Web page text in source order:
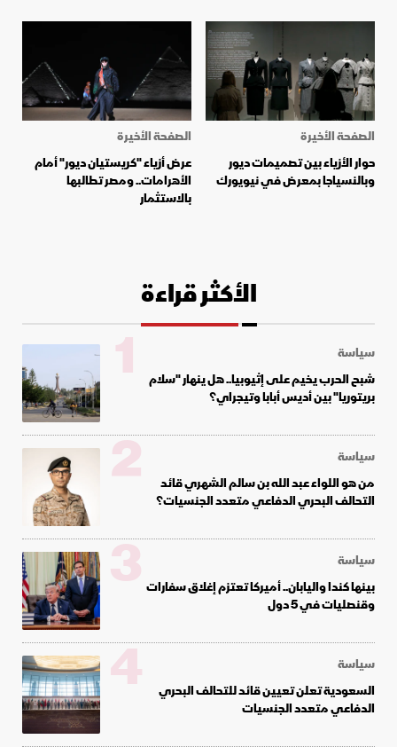
الصفحة الأخيرة
حوار الأزياء بين تصميمات ديور
وبالنسياجا بمعرض في نيويورك
الصفحة الأخيرة
عرض أزياء "كريستيان ديور" أمام
الأهرامات.. ومصر تطالبها
بالاستثمار
الأكثر قراءة
سياسة
شبح الحرب يخيم على إثيوبيا.. هل ينهار "سلام
بريتوريا" بين أديس أبابا وتيجراي؟
1
سياسة
من هو اللواء عبد الله بن سالم الشهري قائد
التحالف البحري الدفاعي متعدد الجنسيات؟
2
سياسة
بينها كندا واليابان.. أميركا تعتزم إغلاق سفارات
وقنصليات في 5 دول
3
سياسة
السعودية تعلن تعيين قائد للتحالف البحري
الدفاعي متعدد الجنسيات
4